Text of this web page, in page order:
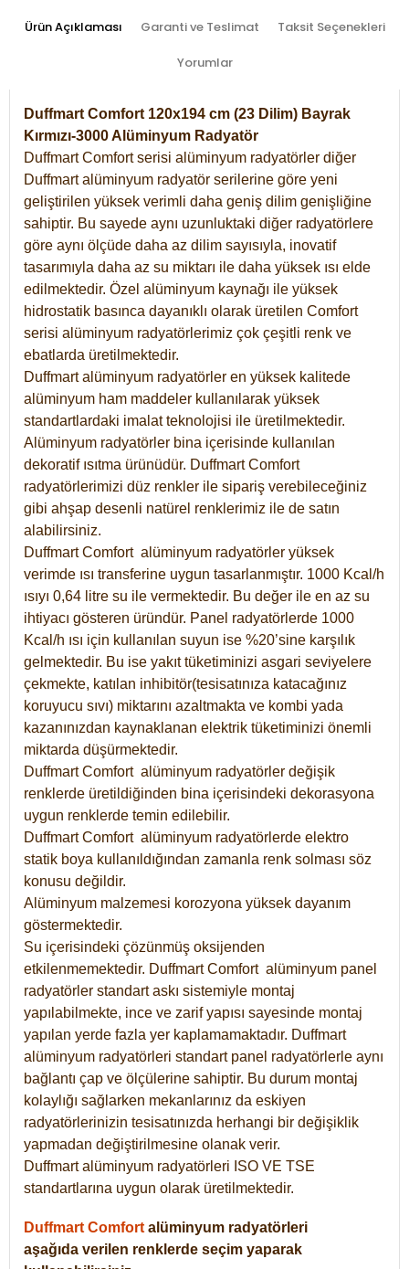
Ürün Açıklaması Garanti ve Teslimat Taksit Seçenekleri
Yorumlar
Duffmart Comfort 120x194 cm (23 Dilim) Bayrak
Kırmızı-3000 Alüminyum Radyatör
Duffmart Comfort serisi alüminyum radyatörler diğer
Duffmart alüminyum radyatör serilerine göre yeni
geliştirilen yüksek verimli daha geniş dilim genişliğine
sahiptir. Bu sayede aynı uzunluktaki diğer radyatörlere
göre aynı ölçüde daha az dilim sayısıyla, inovatif
tasarımıyla daha az su miktarı ile daha yüksek ısı elde
edilmektedir. Özel alüminyum kaynağı ile yüksek
hidrostatik basınca dayanıklı olarak üretilen Comfort
serisi alüminyum radyatörlerimiz çok çeşitli renk ve
ebatlarda üretilmektedir.
Duffmart alüminyum radyatörler en yüksek kalitede
alüminyum ham maddeler kullanılarak yüksek
standartlardaki imalat teknolojisi ile üretilmektedir.
Alüminyum radyatörler bina içerisinde kullanılan
dekoratif ısıtma ürünüdür. Duffmart Comfort
radyatörlerimizi düz renkler ile sipariş verebileceğiniz
gibi ahşap desenli natürel renklerimiz ile de satın
alabilirsiniz.
Duffmart Comfort alüminyum radyatörler yüksek
verimde ısı transferine uygun tasarlanmıştır. 1000 Kcal/h
ısıyı 0,64 litre su ile vermektedir. Bu değer ile en az su
ihtiyacı gösteren üründür. Panel radyatörlerde 1000
Kcal/h ısı için kullanılan suyun ise %20’sine karşılık
gelmektedir. Bu ise yakıt tüketiminizi asgari seviyelere
çekmekte, katılan inhibitör(tesisatınıza katacağınız
koruyucu sıvı) miktarını azaltmakta ve kombi yada
kazanınızdan kaynaklanan elektrik tüketiminizi önemli
miktarda düşürmektedir.
Duffmart Comfort alüminyum radyatörler değişik
renklerde üretildiğinden bina içerisindeki dekorasyona
uygun renklerde temin edilebilir.
DuffmartComfort alüminyum radyatörlerde elektro
statik boya kullanıldığından zamanla renk solması söz
konusu değildir.
Alüminyum malzemesi korozyona yüksek dayanım
göstermektedir.
Su içerisindeki çözünmüş oksijenden
etkilenmemektedir. DuffmartComfort alüminyum panel
radyatörler standart askı sistemiyle montaj
yapılabilmekte, ince ve zarif yapısı sayesinde montaj
yapılan yerde fazla yer kaplamamaktadır. Duffmart
alüminyum radyatörleri standart panel radyatörlerle aynı
bağlantı çap ve ölçülerine sahiptir. Bu durum montaj
kolaylığı sağlarken mekanlarınız da eskiyen
radyatörlerinizin tesisatınızda herhangi bir değişiklik
yapmadan değiştirilmesine olanak verir.
Duffmart alüminyum radyatörleri ISO VE TSE
standartlarına uygun olarak üretilmektedir.
Duffmart Comfort alüminyum radyatörleri
aşağıda verilen renklerde seçim yaparak